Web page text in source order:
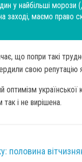
у найбільші морози
заході, маємо право
що попри такі
свою репутацію
оптимізм
і не вирішена.
половина